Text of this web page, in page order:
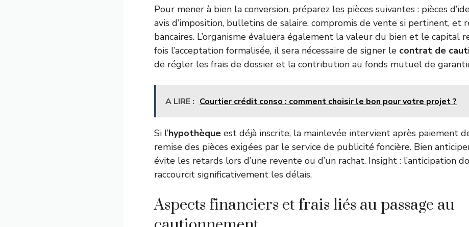
Pour mener à bien la conversion, préparez les pièces suivantes : pièces
avis d’imposition, bulletins de salaire, compromis de vente si pertinent, et
bancaires. L’organisme évaluera également la valeur du bien et le capital
fois l’acceptation formalisée, il sera nécessaire de signer le contrat de
de régler les frais de dossier et la contribution au fonds mutuel de
A LIRE : Courtier crédit conso : comment choisir le bon pour votre projet ?
Si l’hypothèque est déjà inscrite, la mainlevée intervient après paiement
remise des pièces exigées par le service de publicité foncière. Bien
évite les retards lors d’une revente ou d’un rachat. Insight : l’anticipation
raccourcit significativement les délais.
Aspects financiers et frais liés au passage au